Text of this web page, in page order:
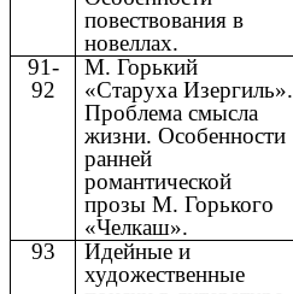
повествования в
новеллах.
91-
92
М. Горький
«Старуха Изергиль».
Проблема смысла
жизни. Особенности
ранней
романтической
прозы М. Горького
«Челкаш».
93
Идейные и
художественные